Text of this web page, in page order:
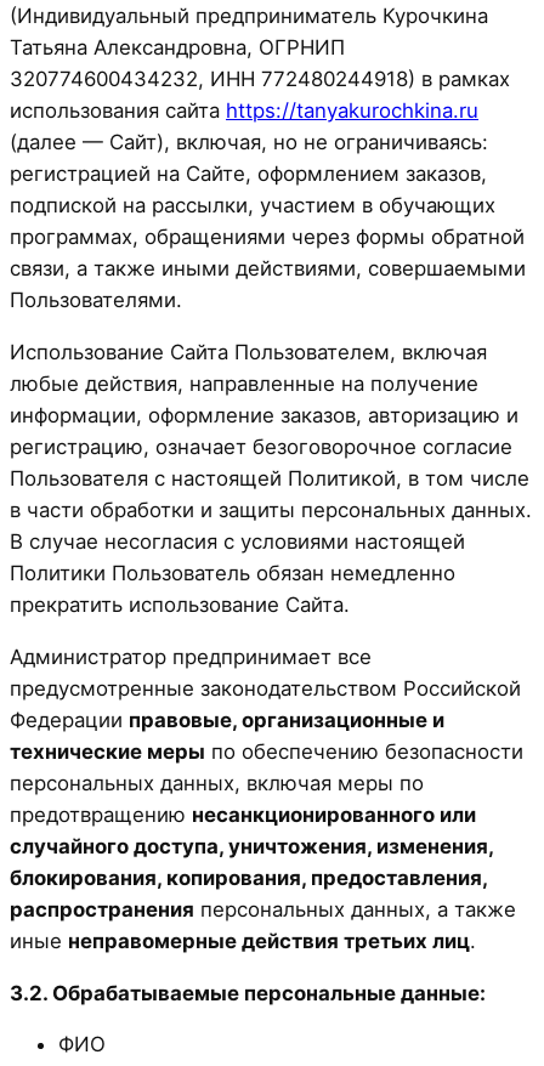
(Индивидуальный предприниматель Курочкина
Татьяна Александровна, ОГРНИП
320774600434232, ИНН 772480244918) в рамках
использования сайта https://tanyakurochkina.ru
(далее — Сайт), включая, но не ограничиваясь:
регистрацией на Сайте, оформлением заказов,
подпиской на рассылки, участием в обучающих
программах, обращениями через формы обратной
связи, а также иными действиями, совершаемыми
Пользователями.
Использование Сайта Пользователем, включая
любые действия, направленные на получение
информации, оформление заказов, авторизацию и
регистрацию, означает безоговорочное согласие
Пользователя с настоящей Политикой, в том числе
в части обработки и защиты персональных данных.
В случае несогласия с условиями настоящей
Политики Пользователь обязан немедленно
прекратить использование Сайта.
Администратор предпринимает все
предусмотренные законодательством Российской
Федерации правовые, организационные и
технические меры по обеспечению безопасности
персональных данных, включая меры по
предотвращению несанкционированного или
случайного доступа, уничтожения, изменения,
блокирования, копирования, предоставления,
распространения персональных данных, а также
иные неправомерные действия третьих лиц.
3.2. Обрабатываемые персональные данные:
ФИО